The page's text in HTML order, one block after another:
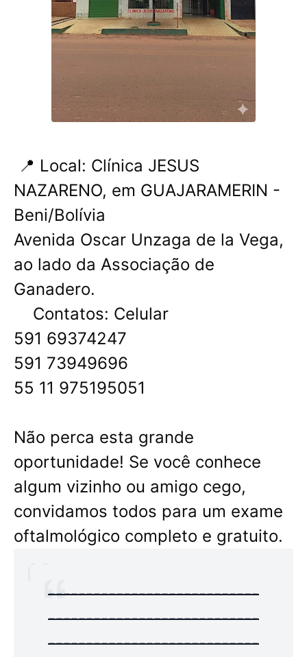
📍 Local: Clínica JESUS ​​
NAZARENO, em GUAJARAMERIN -
Beni/Bolívia
Avenida Oscar Unzaga de la Vega,
ao lado da Associação de
Ganadero.
Contatos: Celular
591 69374247
591 73949696
55 11 975195051
Não perca esta grande
oportunidade! Se você conhece
algum vizinho ou amigo cego,
convidamos todos para um exame
oftalmológico completo e gratuito.
----------------------------
----------------------------
----------------------------